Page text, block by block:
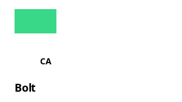
CA
Bolt